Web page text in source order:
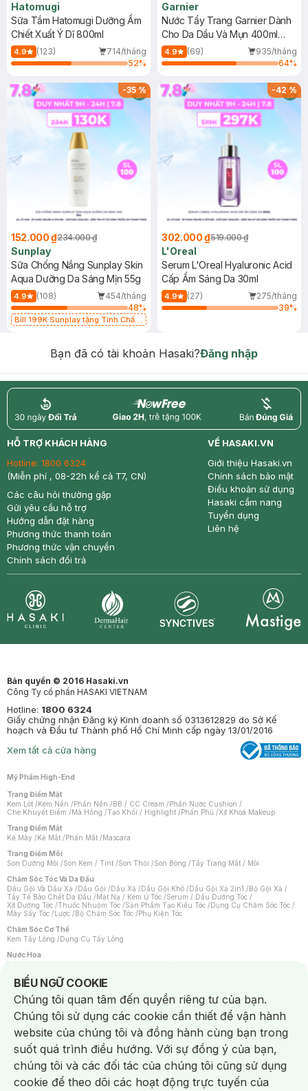
Hatomugi
Sữa Tắm Hatomugi Dưỡng Ẩm
Chiết Xuất Ý Dĩ 800ml
4.9 (123)
714/tháng
52%
Garnier
Nước Tẩy Trang Garnier Dành
Cho Da Dầu Và Mụn 400ml
(Mới)
4.9 (69)
935/tháng
64%
-35%
152.000 ₫234.000 ₫
Sunplay
Sữa Chống Nắng Sunplay Skin
Aqua Dưỡng Da Sáng Mịn 55g
4.9 (108)
454/tháng
48%
Bill 199K Sunplay tặng Tinh Chất
-42%
302.000 ₫519.000 ₫
L'Oreal
Serum L'Oreal Hyaluronic Acid
Cấp Ẩm Sáng Da 30ml
4.9 (27)
275/tháng
39%
Bạn đã có tài khoản Hasaki?Đăng nhập
return nowfree price
HỖ TRỢ KHÁCH HÀNG
Hotline: 1800 6324
(Miễn phí , 08-22h kể cả T7, CN)
Các câu hỏi thường gặp
Gửi yêu cầu hỗ trợ
Hướng dẫn đặt hàng
Phương thức thanh toán
Phương thức vận chuyển
Chính sách đổi trả
VỀ HASAKI.VN
Giới thiệu Hasaki.vn
Chính sách bảo mật
Điều khoản sử dụng
Hasaki cẩm nang
Tuyển dụng
Liên hệ
Bản quyền © 2016 Hasaki.vn
Công Ty cổ phần HASAKI VIETNAM
Hotline: 1800 6324
Giấy chứng nhận Đăng ký Kinh doanh số 0313612829 do Sở Kế
hoạch và Đầu tư Thành phố Hồ Chí Minh cấp ngày 13/01/2016
Xem tất cả cửa hàng
Mỹ Phẩm High-End
Trang Điểm Mặt
Kem Lót /Kem Nền /Phấn Nền /BB / CC Cream /Phấn Nước Cushion /
Che Khuyết Điểm /Má Hồng /Tạo Khối / Highlight /Phấn Phủ /Xịt Khoá Makeup
Trang Điểm Mắt
Kẻ Mày /Kẻ Mắt /Phấn Mắt /Mascara
Trang Điểm Môi
Son Dưỡng Môi /Son Kem / Tint /Son Thỏi /Son Bóng /Tẩy Trang Mắt / Môi
Chăm Sóc Tóc Và Da Đầu
Dầu Gội Và Dầu Xả /Dầu Gội /Dầu Xả /Dầu Gội Khô /Dầu Gội Xả 2in1 /Bộ Gội Xả /
Tẩy Tế Bào Chết Da Đầu /Mặt Nạ / Kem Ủ Tóc /Serum / Dầu Dưỡng Tóc /
Xịt Dưỡng Tóc /Thuốc Nhuộm Tóc /Sản Phẩm Tạo Kiểu Tóc /Dụng Cụ Chăm Sóc Tóc /
Máy Sấy Tóc /Lược /Bộ Chăm Sóc Tóc /Phụ Kiện Tóc
Chăm Sóc Cơ Thể
Kem Tẩy Lông /Dụng Cụ Tẩy Lông
Nước Hoa
Nước Hoa Nữ
Chăm Sóc Cá Nhân
Chống Muỗi /Khẩu Trang /Máy Massage/Mặt Nạ Xông Hơi /Nước Rửa Tay/
Sản Phẩm Chăm Sóc Khác /Bàn Chải Đánh Răng /Bàn Chải Điện/
Hỗ Trợ Trắng Răng/Kem Đánh Răng /Máy Tăm Nước/ Nước Súc Miệng/
Tăm / Chỉ Nha Khoa/ Xịt Thơm Miệng / Dung Dịch Vệ Sinh/Dưỡng Vùng Kín/
Khăn Ướt Vệ Sinh Vùng Kín/Băng Vệ Sinh/Tampon/Bọt Cạo Râu /Dao Cạo Râu/
Máy Cạo Râu
Vấn Đề Về Da
Da Dầu / Lỗ Chân Lông To/ Da Khô / Mất Nước/ Da Lão Hóa/ Da Mụn/
Da Nhạy Cảm / Kích Ứng
Da Xỉn Màu Thâm / Nám / Tàn Nhang
Quầng Thâm & Bọng Mắt /Sẹo /Viêm Da Cơ Địa
BIỂU NGỮ COOKIE
Notice about cookies usage
Chúng tôi quan tâm đến quyền riêng tư của bạn.
Chúng tôi sử dụng các cookie cần thiết để vận hành
website của chúng tôi và đồng hành cùng bạn trong
suốt quá trình điều hướng. Với sự đồng ý của bạn,
chúng tôi và các đối tác của chúng tôi cũng sử dụng
cookie để theo dõi các hoạt động trực tuyến của